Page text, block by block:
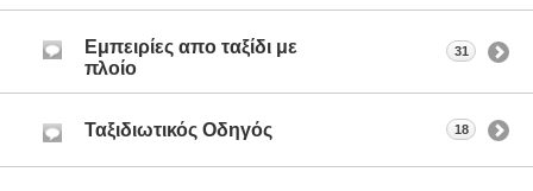
Εμπειρίες απο ταξίδι με
πλοίο
31
Ταξιδιωτικός Οδηγός 18